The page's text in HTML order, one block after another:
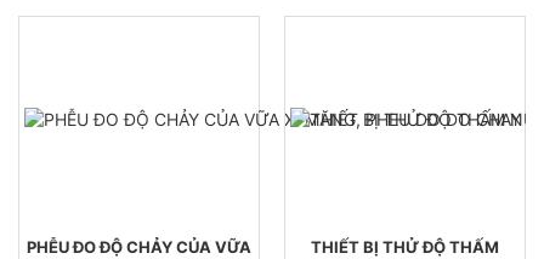
PHỄU ĐO ĐỘ CHẢY CỦA VỮA
THIẾT BỊ THỬ ĐỘ THẤM